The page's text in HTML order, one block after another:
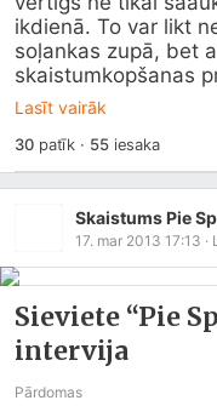
ikdienā. To var likt
soļankas zupā, bet
skaistumkopšanas
Lasīt vairāk
30patīk · 55iesaka
Skaistums Pie
17. mar 2013 17:13 ·
Sieviete “Pie
intervija
Pārdomas